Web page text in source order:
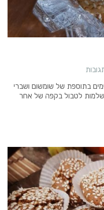
בתוספת של שומשום ושברי
לטבול בקפה של אחר